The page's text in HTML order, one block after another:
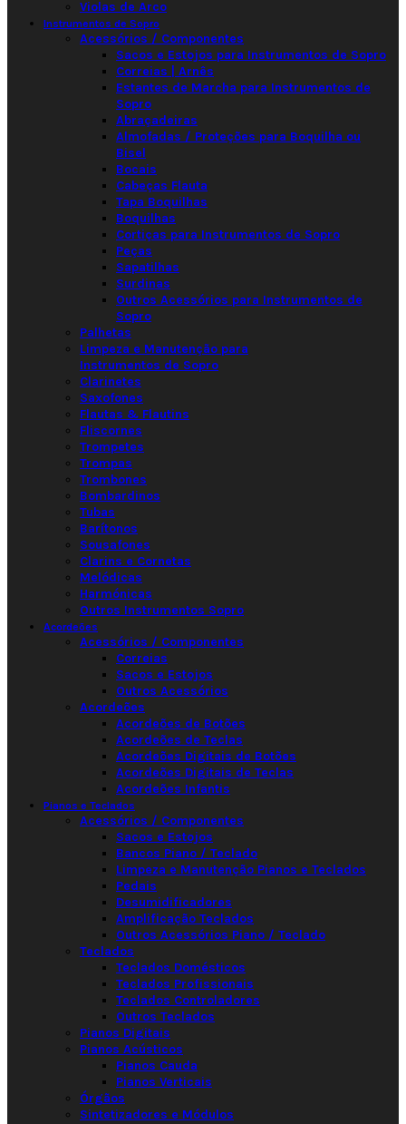
Violas de Arco
Instrumentos de Sopro
Acessórios / Componentes
Sacos e Estojos para Instrumentos de Sopro
Correias | Arnês
Estantes de Marcha para Instrumentos de
Sopro
Abraçadeiras
Almofadas / Proteções para Boquilha ou
Bisel
Bocais
Cabeças Flauta
Tapa Boquilhas
Boquilhas
Cortiças para Instrumentos de Sopro
Peças
Sapatilhas
Surdinas
Outros Acessórios para Instrumentos de
Sopro
Palhetas
Limpeza e Manutenção para
Instrumentos de Sopro
Clarinetes
Saxofones
Flautas & Flautins
Fliscornes
Trompetes
Trompas
Trombones
Bombardinos
Tubas
Barítonos
Sousafones
Clarins e Cornetas
Melódicas
Harmónicas
Outros Instrumentos Sopro
Acordeões
Acessórios / Componentes
Correias
Sacos e Estojos
Outros Acessórios
Acordeões
Acordeões de Botões
Acordeões de Teclas
Acordeões Digitais de Botões
Acordeões Digitais de Teclas
Acordeões Infantis
Pianos e Teclados
Acessórios / Componentes
Sacos e Estojos
Bancos Piano / Teclado
Limpeza e Manutenção Pianos e Teclados
Pedais
Desumidificadores
Amplificação Teclados
Outros Acessórios Piano / Teclado
Teclados
Teclados Domésticos
Teclados Profissionais
Teclados Controladores
Outros Teclados
Pianos Digitais
Pianos Acústicos
Pianos Cauda
Pianos Verticais
Órgãos
Sintetizadores e Módulos